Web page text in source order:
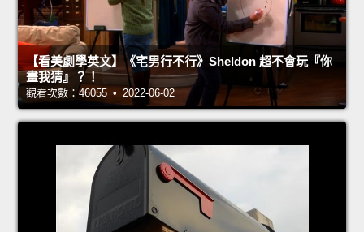
【看美劇學英文】《宅男行不行》Sheldon 超不會玩『你
畫我猜』？！
觀看次數：46055 • 2022-06-02